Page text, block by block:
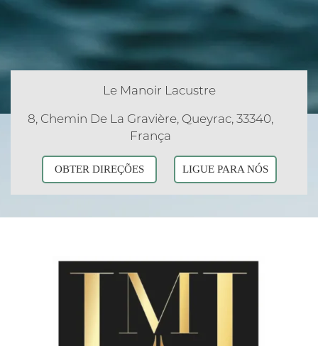
Le Manoir Lacustre
8, Chemin De La Gravière, Queyrac, 33340,
França
OBTER DIREÇÕES LIGUE PARA NÓS